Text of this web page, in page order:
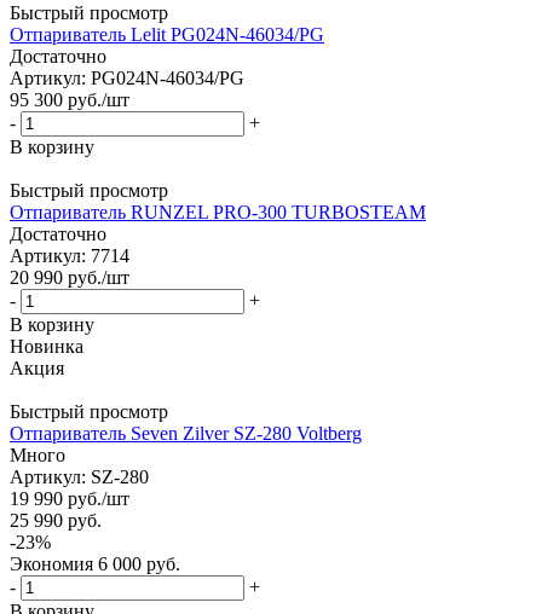
Быстрый просмотр
Отпариватель Lelit PG024N-46034/PG
Достаточно
Артикул: PG024N-46034/PG
95 300 руб./шт
-
+
В корзину
Быстрый просмотр
Отпариватель RUNZEL PRO-300 TURBOSTEAM
Достаточно
Артикул: 7714
20 990 руб./шт
-
+
В корзину
Новинка
Акция
Быстрый просмотр
Отпариватель Seven Zilver SZ-280 Voltberg
Много
Артикул: SZ-280
19 990 руб./шт
25 990 руб.
-23%
Экономия 6 000 руб.
-
+